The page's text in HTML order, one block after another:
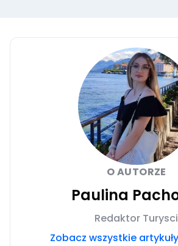
O AUTORZE
Paulina
Redaktor Turysci
Zobacz wszystkie